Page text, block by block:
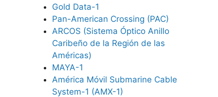
Gold Data-1
Pan-American Crossing (PAC)
ARCOS (Sistema Óptico Anillo
Caribeño de la Región de las
Américas)
MAYA-1
América Móvil Submarine Cable
System-1 (AMX-1)